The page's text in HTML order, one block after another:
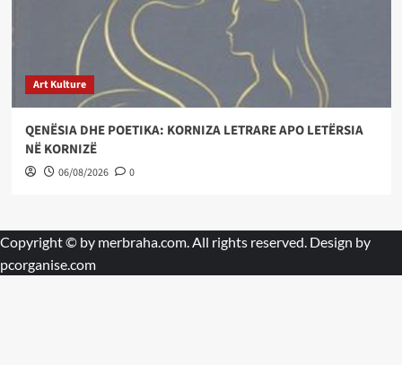
Art Kulture
QENËSIA DHE POETIKA: KORNIZA LETRARE APO LETËRSIA
NË KORNIZË
06/08/2026 0
Copyright © by merbraha.com. All rights reserved. Design by
pcorganise.com